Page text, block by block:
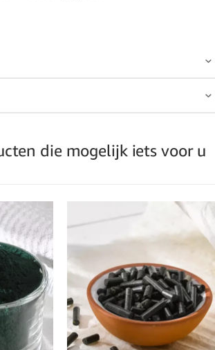
die mogelijk iets voor u